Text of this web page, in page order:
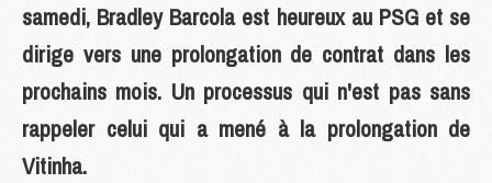
samedi, Bradley Barcola est heureux au PSG et se
dirige vers une prolongation de contrat dans les
prochains mois. Un processus qui n'est pas sans
rappeler celui qui a mené à la prolongation de
Vitinha.